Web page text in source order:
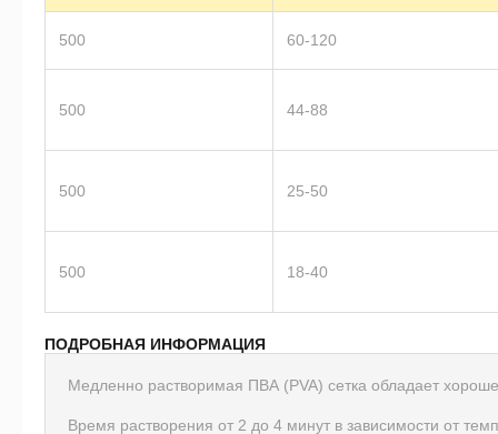
500 60-120
500 44-88
500 25-50
500 18-40
ПОДРОБНАЯ ИНФОРМАЦИЯ
Медленно растворимая ПВА (PVA) сетка обладает
Время растворения от 2 до 4 минут в зависимости от